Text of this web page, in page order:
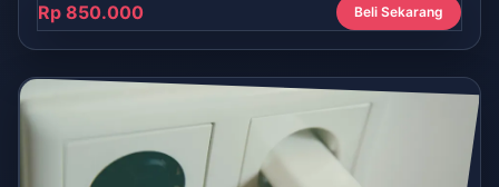
Rp 850.000 Beli Sekarang